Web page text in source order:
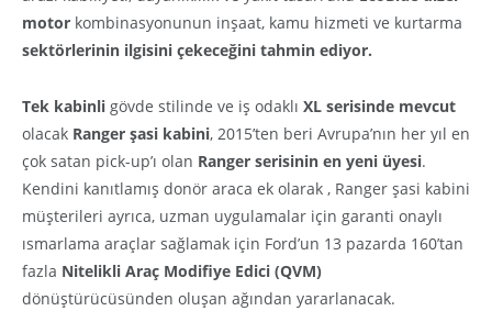
motor kombinasyonunun inşaat, kamu hizmeti ve kurtarma
sektörlerinin ilgisini çekeceğini tahmin ediyor.
Tek kabinli gövde stilinde ve iş odaklı XL serisinde mevcut
olacak Ranger şasi kabini, 2015’ten beri Avrupa’nın her yıl en
çok satan pick-up’ı olan Ranger serisinin en yeni üyesi.
Kendini kanıtlamış donör araca ek olarak , Ranger şasi kabini
müşterileri ayrıca, uzman uygulamalar için garanti onaylı
ısmarlama araçlar sağlamak için Ford’un 13 pazarda 160’tan
fazla Nitelikli Araç Modifiye Edici (QVM)
dönüştürücüsünden oluşan ağından yararlanacak.